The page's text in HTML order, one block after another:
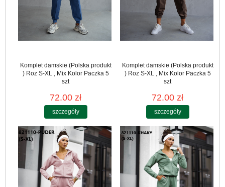
Komplet damskie (Polska produkt
) Roz S-XL , Mix Kolor Paczka 5
szt
72.00 zł
szczegóły
Komplet damskie (Polska produkt
) Roz S-XL , Mix Kolor Paczka 5
szt
72.00 zł
szczegóły